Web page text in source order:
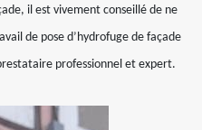
il est vivement conseillé de ne
de pose d’hydrofuge de façade
professionnel et expert.